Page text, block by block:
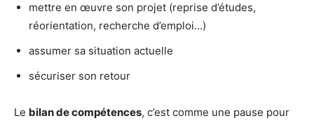
mettre en œuvre son projet (reprise d’études,
réorientation, recherche d’emploi…)
assumer sa situation actuelle
sécuriser son retour
Le bilan de compétences, c’est comme une pause pour